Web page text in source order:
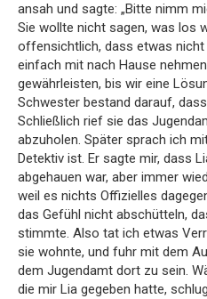
ansah und sagte: „Bitte nimm
Sie wollte nicht sagen, was los
offensichtlich, dass etwas
einfach mit nach Hause
gewährleisten, bis wir eine
Schwester bestand darauf,
Schließlich rief sie das
abzuholen. Später sprach ich
Detektiv ist. Er sagte mir, dass
abgehauen war, aber immer
weil es nichts Offizielles
das Gefühl nicht abschütteln,
stimmte. Also tat ich etwas
sie wohnte, und fuhr mit dem
dem Jugendamt dort zu sein.
die mir Lia gegeben hatte,